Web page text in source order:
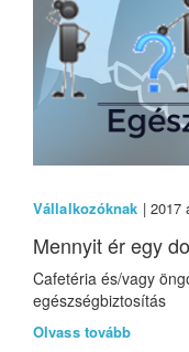
Vállalkozóknak | 2017
Mennyit ér egy
Cafetéria és/vagy
egészségbiztosítás
Olvass tovább